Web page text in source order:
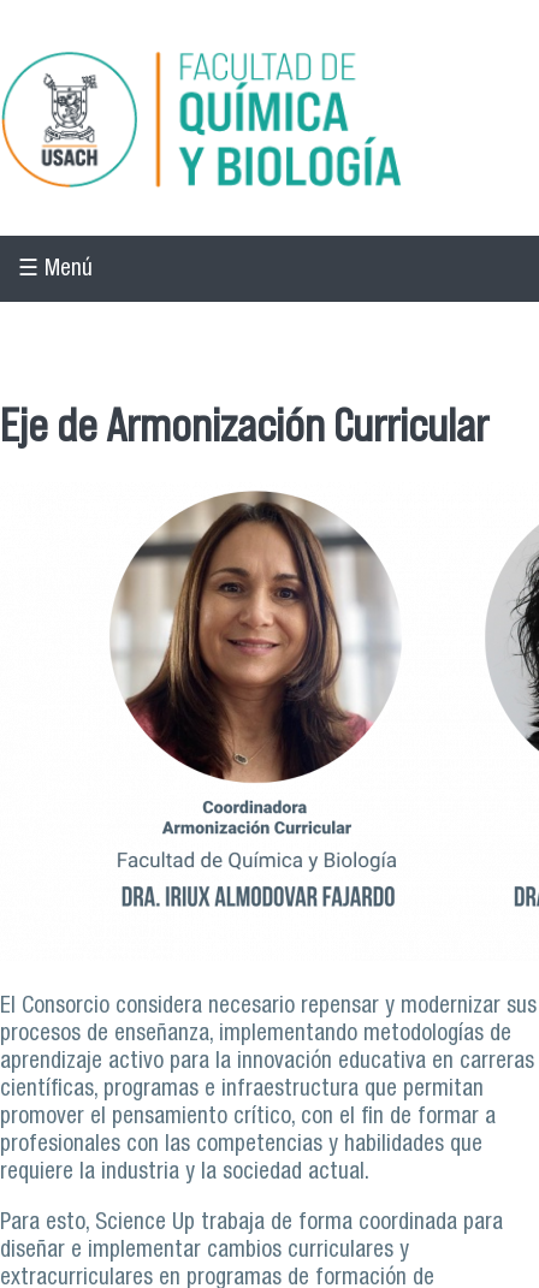
Pasar al contenido principal
☰ Menú
Eje de Armonización Curricular
armonizacion_curricular.png
El Consorcio considera necesario repensar y modernizar sus
procesos de enseñanza, implementando metodologías de
aprendizaje activo para la innovación educativa en carreras
científicas, programas e infraestructura que permitan
promover el pensamiento crítico, con el fin de formar a
profesionales con las competencias y habilidades que
requiere la industria y la sociedad actual.
Para esto, Science Up trabaja de forma coordinada para
diseñar e implementar cambios curriculares y
extracurriculares en programas de formación de